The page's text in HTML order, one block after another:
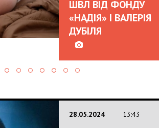
ШВЛ ВІД ФОНДУ
«НАДІЯ» І ВАЛЕРІЯ
ДУБІЛЯ
28.05.2024 13:43